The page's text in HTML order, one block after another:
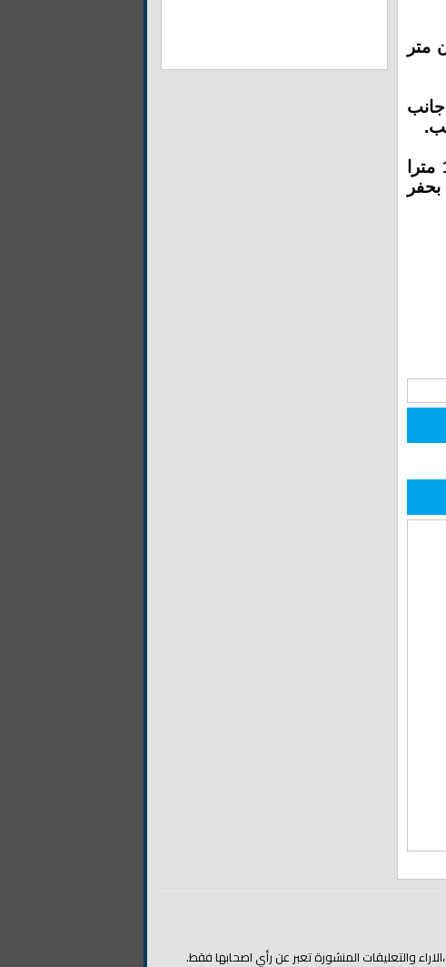
سعتها التصميمية إلى 370 مليون متر
جانب
وقال الحيصة إن السماح بحفر الآبار الجوفية سيكون في المناطق ذات المنسوب 150 مترا
والتعليقات المنشورة تعبر عن رأي اصحابها فقط.